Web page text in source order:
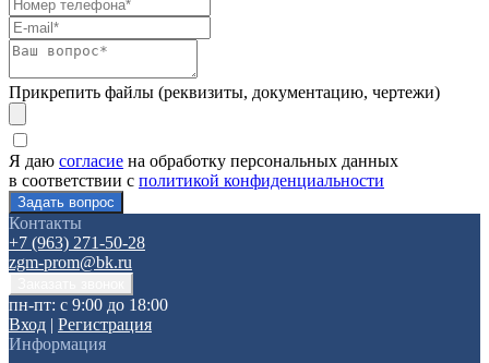
Прикрепить файлы (реквизиты, документацию, чертежи)
Я даю согласие на обработку персональных данных
в соответствии с политикой конфиденциальности
Контакты
+7 (963) 271-50-28
zgm-prom@bk.ru
пн-пт: с 9:00 до 18:00
Вход | Регистрация
Информация